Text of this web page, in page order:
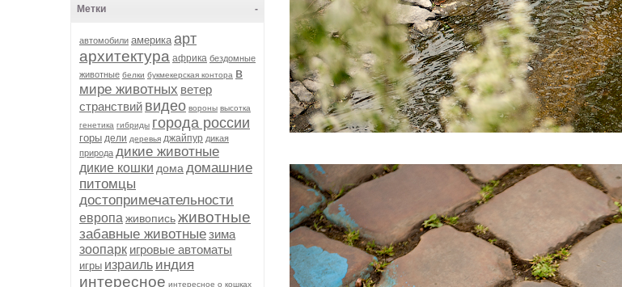
-
Метки
автомобили америка арт
архитектура африка бездомные
животные белки букмекерская контора в
мире животных ветер
странствий видео вороны высотка
генетика гибриды города россии
горы дели деревья джайпур дикая
природа дикие животные
дикие кошки дома домашние
питомцы
достопримечательности
европа живописьживотные
забавные животныезима
зоопарк игровые автоматы
игры израиль индия
интересное интересное о кошках